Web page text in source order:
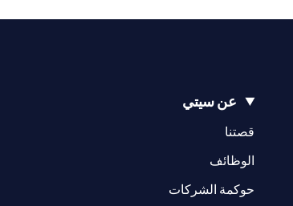
عن سيتي
قصتنا
(opens in a new tab)
الوظائف
(opens in a new tab)
حوكمة الشركات
(opens in a new tab)